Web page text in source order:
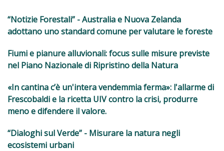
“Notizie Forestali” - Australia e Nuova Zelanda
adottano uno standard comune per valutare le foreste
Fiumi e pianure alluvionali: focus sulle misure previste
nel Piano Nazionale di Ripristino della Natura
«In cantina c’è un'intera vendemmia ferma»: l'allarme di
Frescobaldi e la ricetta UIV contro la crisi, produrre
meno e difendere il valore.
“Dialoghi sul Verde” - Misurare la natura negli
ecosistemi urbani